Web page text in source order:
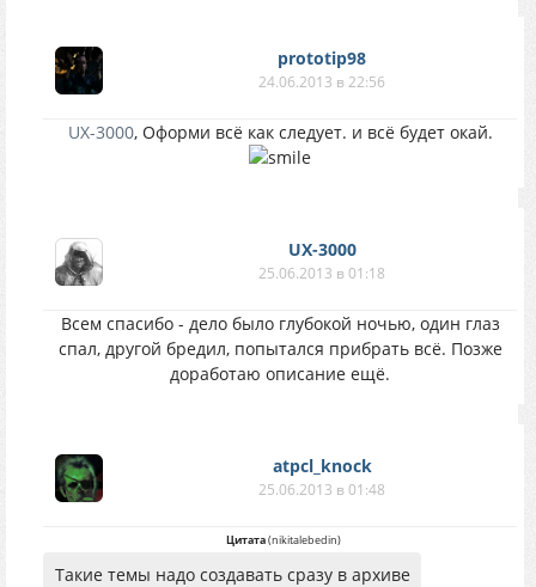
prototip98
24.06.2013 в 22:56
UX-3000, Оформи всё как следует. и всё будет окай.
UX-3000
25.06.2013 в 01:18
Всем спасибо - дело было глубокой ночью, один глаз
спал, другой бредил, попытался прибрать всё. Позже
доработаю описание ещё.
atpcl_knock
25.06.2013 в 01:48
Цитата(nikitalebedin)
Такие темы надо создавать сразу в архиве